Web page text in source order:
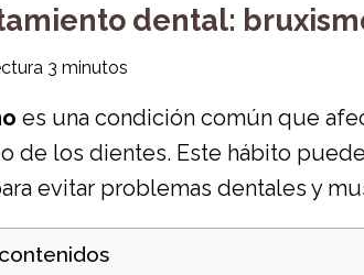
dental:
3 minutos
es una condición común que
de los dientes. Este hábito
evitar problemas dentales y